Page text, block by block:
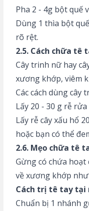
Pha 2 - 4g bột quế
Dùng 1 thìa bột
rõ rệt.
2.5. Cách chữa tê
Cây trinh nữ hay
xương khớp, viêm
Các cách dùng cây
Lấy 20 - 30 g rễ
Lấy rễ cây xấu hổ
hoặc bạn có thể
2.6. Mẹo chữa tê
Gừng có chứa
về xương khớp
Cách trị tê tay tại
Chuẩn bị 1 nhánh